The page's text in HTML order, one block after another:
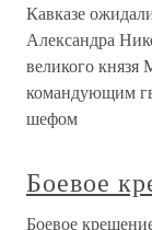
Кавказе
Александра
великого князя
командующим
шефом
Боевое
Боевое